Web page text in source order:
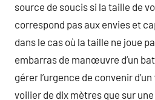
source de soucis si la taille de
correspond pas aux envies et
dans le cas où la taille ne joue
embarras de manœuvre d’un
gérer l’urgence de convenir
voilier de dix mètres que sur